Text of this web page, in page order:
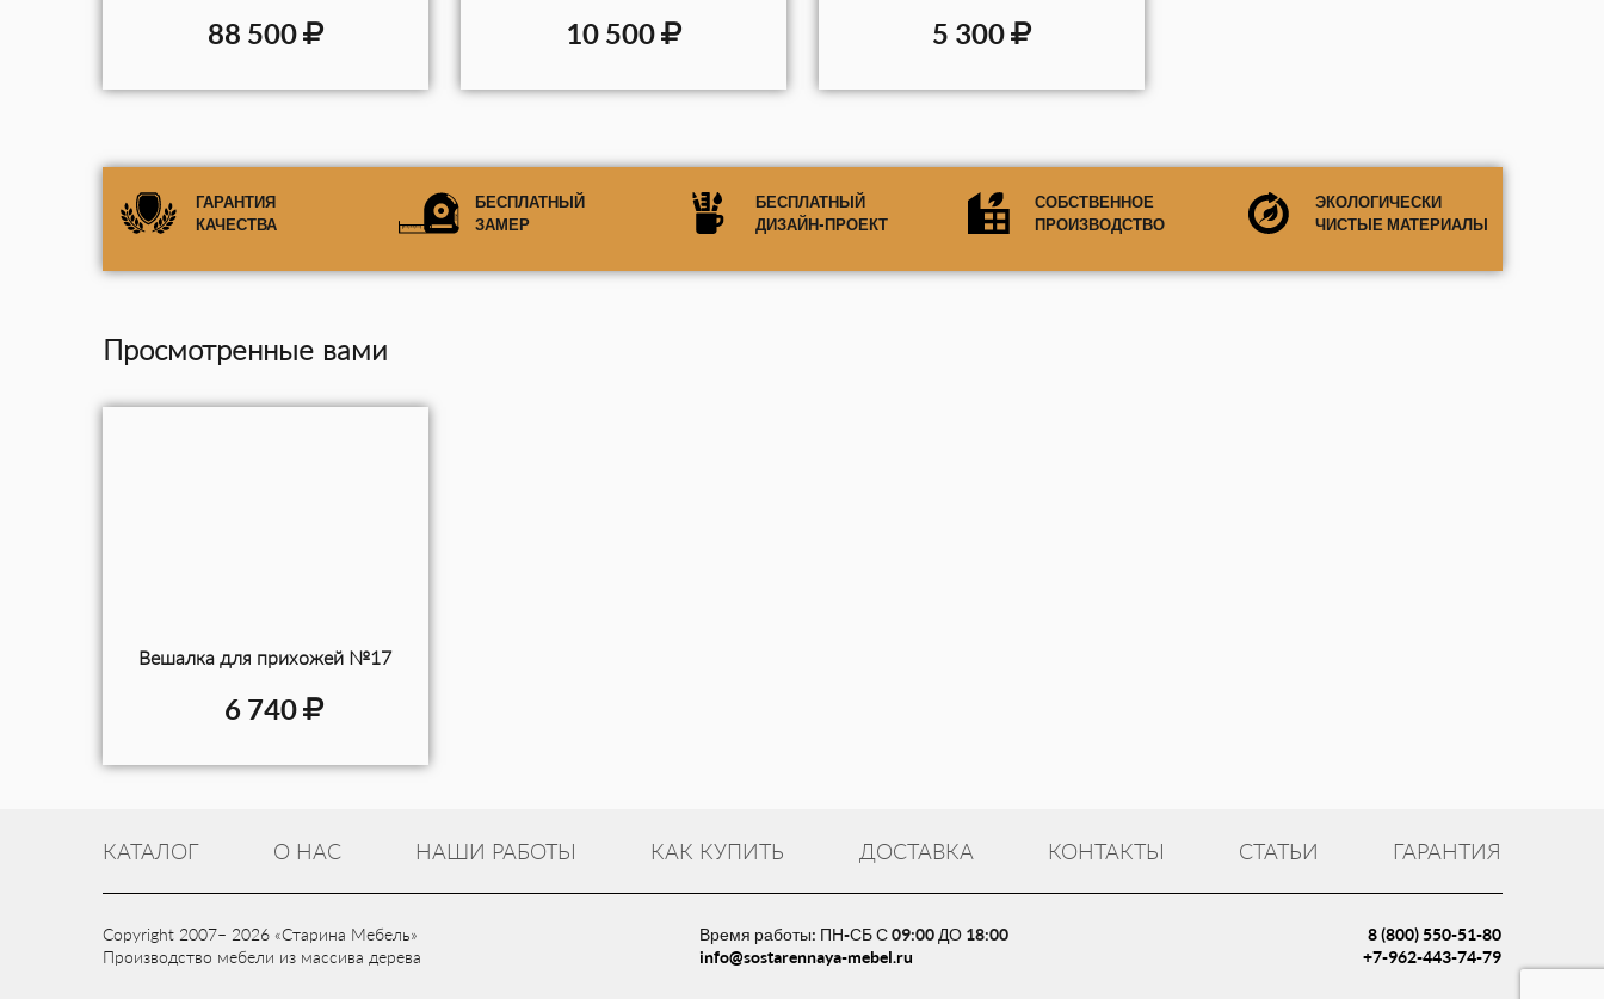
88 500 10 500 5 300
ГАРАНТИЯ
КАЧЕСТВА
БЕСПЛАТНЫЙ
ЗАМЕР
БЕСПЛАТНЫЙ
ДИЗАЙН-ПРОЕКТ
СОБСТВЕННОЕ
ПРОИЗВОДСТВО
ЭКОЛОГИЧЕСКИ
ЧИСТЫЕ МАТЕРИАЛЫ
Просмотренные вами
Вешалка для прихожей №17
6 740
КАТАЛОГ О НАС НАШИ РАБОТЫ КАК КУПИТЬ ДОСТАВКА КОНТАКТЫ СТАТЬИ ГАРАНТИЯ
Copyright 2007– 2026 «Старина Мебель»
Производство мебели из массива дерева
Время работы: ПН-СБ С 09:00 ДО 18:00
info@sostarennaya-mebel.ru
8 (800) 550-51-80
+7-962-443-74-79